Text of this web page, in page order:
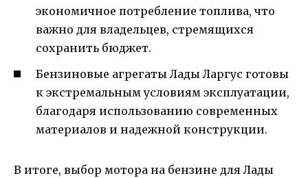
экономичное потребление топлива, что
важно для владельцев, стремящихся
сохранить бюджет.
Бензиновые агрегаты Лады Ларгус готовы
к экстремальным условиям эксплуатации,
благодаря использованию современных
материалов и надежной конструкции.
В итоге, выбор мотора на бензине для Лады